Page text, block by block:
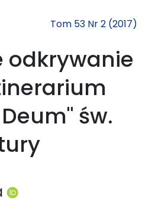
Tom 53 Nr 2 (2017)
odkrywanie
św.